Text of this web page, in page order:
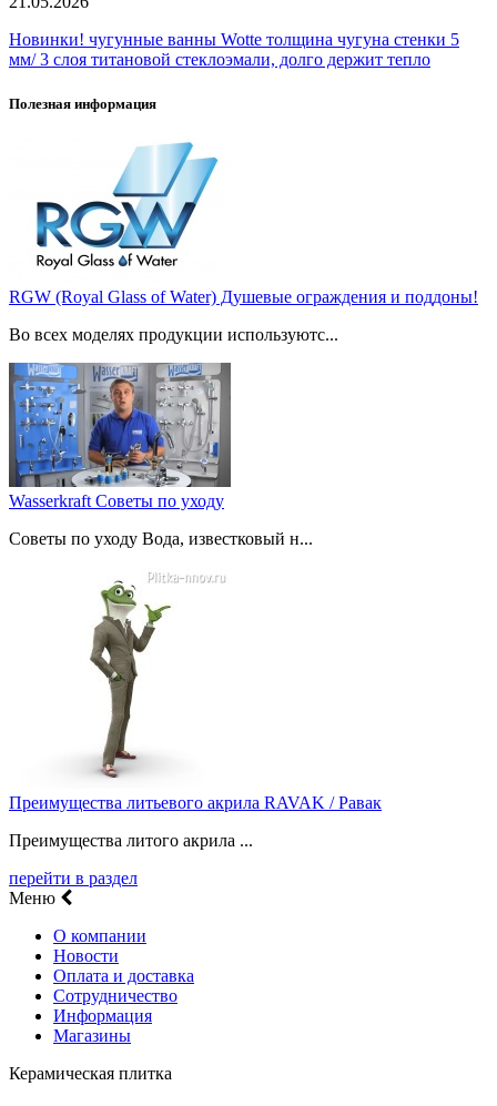
Новинки! чугунные ванны Wotte толщина чугуна стенки 5
мм/ 3 слоя титановой стеклоэмали, долго держит тепло
Полезная информация
RGW (Royal Glass of Water) Душевые ограждения и поддоны!
Во всех моделях продукции используютс...
Wasserkraft Советы по уходу
Советы по уходу Вода, известковый н...
Преимущества литьевого акрила RAVAK / Равак
Преимущества литого акрила ...
перейти в раздел
Меню
О компании
Новости
Оплата и доставка
Сотрудничество
Информация
Магазины
Керамическая плитка